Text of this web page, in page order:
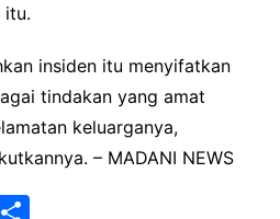
itu.
insiden itu menyifatkan
tindakan yang amat
keluarganya,
– MADANI NEWS